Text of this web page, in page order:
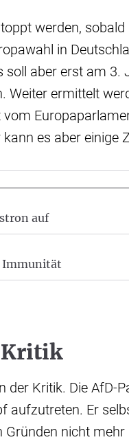
werden, sobald
in
aber erst am 3.
Weiter ermittelt
es aber einige
auf
Immunität
Kritik
der Kritik. Die AfD-
aufzutreten. Er
nicht mehr